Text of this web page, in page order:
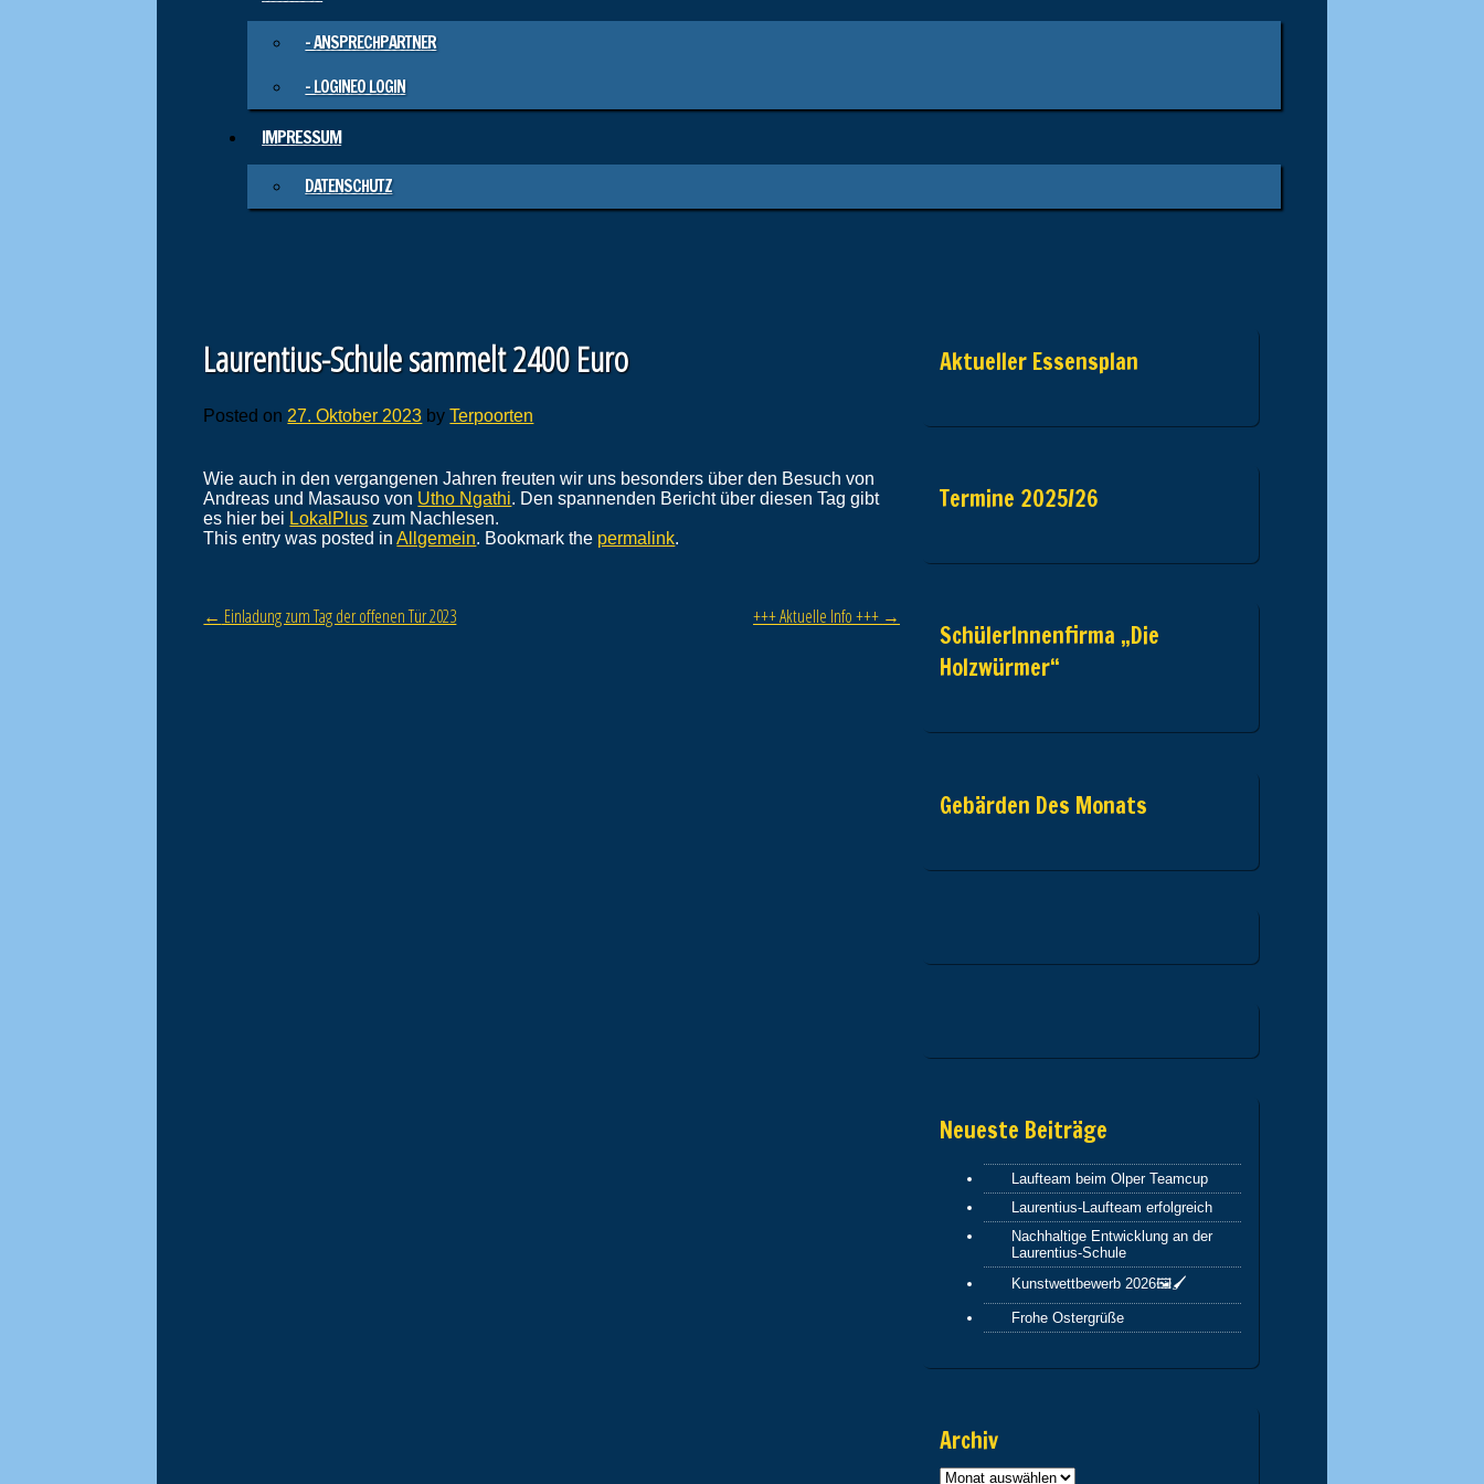
– ANSPRECHPARTNER
– LOGINEO LOGIN
IMPRESSUM
DATENSCHUTZ
Laurentius-Schule sammelt 2400 Euro
Posted on 27. Oktober 2023 byTerpoorten
Wie auch in den vergangenen Jahren freuten wir uns besonders über den Besuch von
Andreas und Masauso von Utho Ngathi. Den spannenden Bericht über diesen Tag gibt
es hier bei LokalPlus zum Nachlesen.
This entry was posted inAllgemein. Bookmark the permalink.
Post navigation
← Einladung zum Tag der offenen Tür 2023 +++ Aktuelle Info +++ →
Aktueller Essensplan
Termine 2025/26
SchülerInnenfirma „Die
Holzwürmer“
Gebärden Des Monats
Neueste Beiträge
Laufteam beim Olper Teamcup
Laurentius-Laufteam erfolgreich
Nachhaltige Entwicklung an der
Laurentius-Schule
Kunstwettbewerb 2026🖼️🖌️
Frohe Ostergrüße
Archiv
Archiv